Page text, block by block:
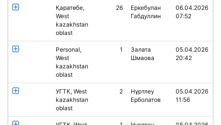
Қаратөбе,
West
kazakhstan
oblast
26
Еркебулан
Габдуллин
06.04.2026
07:52
Personal,
West
kazakhstan
oblast
1
Залата
Шмаова
05.04.2026
20:42
УГТК, West
kazakhstan
oblast
2
Нұртлеу
Ерболатов
05.04.2026
11:56